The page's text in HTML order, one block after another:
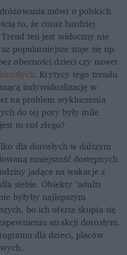
mówi o polskich
to, że coraz bardziej
ten jest widoczny nie
popularniejsze staje się np.
. Krytycy tego trendu
indywidualizację w
na problem wykluczenia
do tej pory były mile
to coś złego?
dla dorosłych w dalszym
mniejszość dostępnych
jadące na wakacje z
siebie. Obiekty "adults
byłyby najlepszym
bo ich oferta skupia się
atrakcji dorosłym.
dla dzieci, placów